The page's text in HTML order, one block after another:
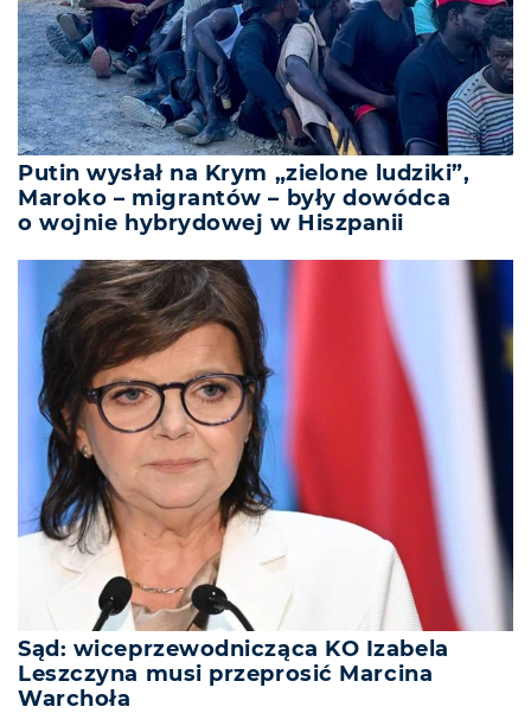
Putin wysłał na Krym „zielone ludziki”,
Maroko – migrantów – były dowódca
o wojnie hybrydowej w Hiszpanii
Sąd: wiceprzewodnicząca KO Izabela
Leszczyna musi przeprosić Marcina
Warchoła